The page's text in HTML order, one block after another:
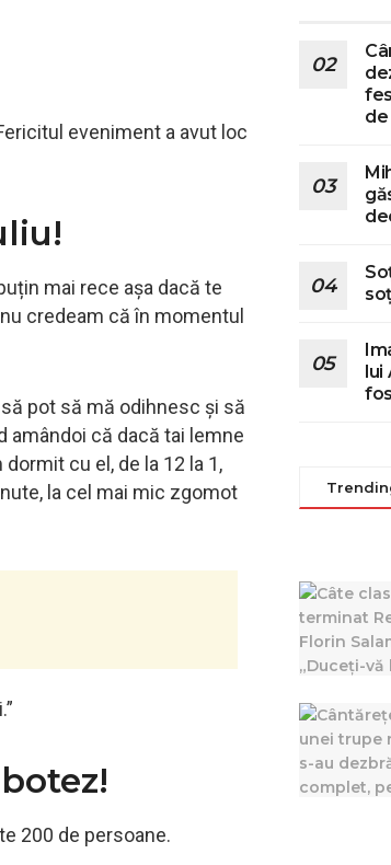
eveniment a avut loc
mai rece așa dacă te
credeam că în momentul
pot să mă odihnesc și să
amândoi că dacă tai lemne
cu el, de la 12 la 1,
la cel mai mic zgomot
200 de persoane.
de
lui